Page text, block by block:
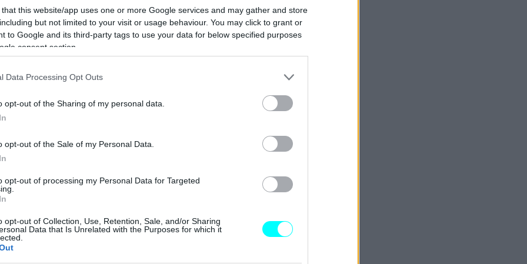
that this website/app uses one or more Google services and may gather and store
but not limited to your visit or usage behaviour. You may click to grant or
to Google and its third-party tags to use your data for below specified purposes
consent section.
Data Processing Opt Outs
opt-out of the Sharing of my personal data.
opt-out of the Sale of my Personal Data.
opt-out of processing my Personal Data for Targeted
opt-out of Collection, Use, Retention, Sale, and/or Sharing
Data that Is Unrelated with the Purposes for which it
μόνο εύκολη δεν είναι. Σύμφωνα με τον